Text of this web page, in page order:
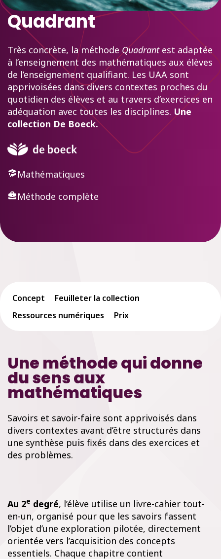
Quadrant
Très concrète, la méthode Quadrantest adaptée
à l’enseignement des mathématiques aux élèves
de l’enseignement qualifiant. Les UAA sont
apprivoisées dans divers contextes proches du
quotidien des élèves et au travers d’exercices en
adéquation avec toutes les disciplines. Une
collection De Boeck.
Mathématiques
Méthode complète
Concept
Feuilleter la collection
Ressources numériques
Prix
Une méthode qui donne
du sens aux
mathématiques
Savoirs et savoir-faire sont apprivoisés dans
divers contextes avant d’être structurés dans
une synthèse puis fixés dans des exercices et
des problèmes.
Au 2e degré, l’élève utilise un livre-cahier tout-
en-un, organisé pour que les savoirs fassent
l’objet d’une exploration pilotée, directement
orientée vers l’acquisition des concepts
essentiels. Chaque chapitre contient